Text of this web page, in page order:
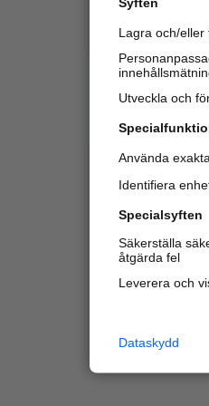
Varje
oss för
Lagra och/
Utveckla och
Använda
Identifiera
Specialsyften
Säkerställa
åtgärda fel
Leverera och
Dataskydd